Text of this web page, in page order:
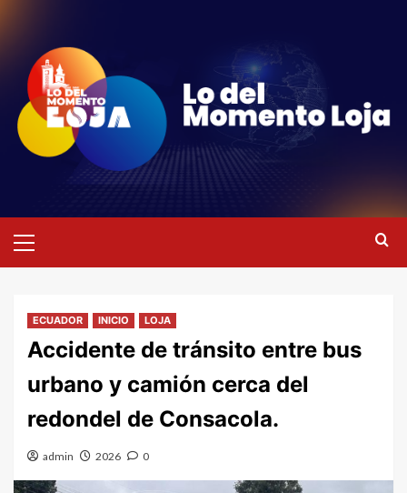
contenido
primario
ECUADOR INICIO LOJA
Accidente de tránsito entre bus
urbano y camión cerca del
redondel de Consacola.
admin 2026 0